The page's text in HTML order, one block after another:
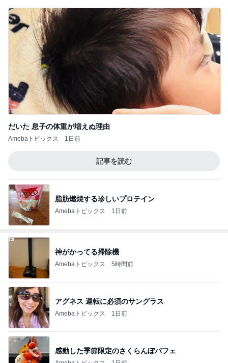
だいた 息子の体重が増えぬ理由
Amebaトピックス 1日前
記事を読む
脂肪燃焼する珍しいプロテイン
Amebaトピックス 1日前
神がかってる掃除機
Amebaトピックス 5時間前
アグネス 運転に必須のサングラス
Amebaトピックス 1日前
感動した季節限定のさくらんぼパフェ